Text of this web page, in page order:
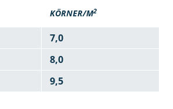
KÖRNER/M2
7,0
8,0
9,5